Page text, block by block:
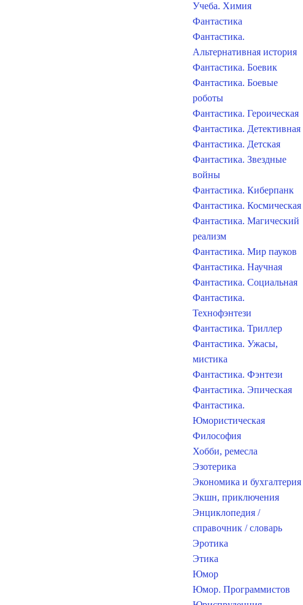
Учеба. Химия
Фантастика
Фантастика.
Альтернативная история
Фантастика. Боевик
Фантастика. Боевые
роботы
Фантастика. Героическая
Фантастика. Детективная
Фантастика. Детская
Фантастика. Звездные
войны
Фантастика. Киберпанк
Фантастика. Космическая
Фантастика. Магический
реализм
Фантастика. Мир пауков
Фантастика. Научная
Фантастика. Социальная
Фантастика.
Технофэнтези
Фантастика. Триллер
Фантастика. Ужасы,
мистика
Фантастика. Фэнтези
Фантастика. Эпическая
Фантастика.
Юмористическая
Философия
Хобби, ремесла
Эзотерика
Экономика и бухгалтерия
Экшн, приключения
Энциклопедия /
справочник / словарь
Эротика
Этика
Юмор
Юмор. Программистов